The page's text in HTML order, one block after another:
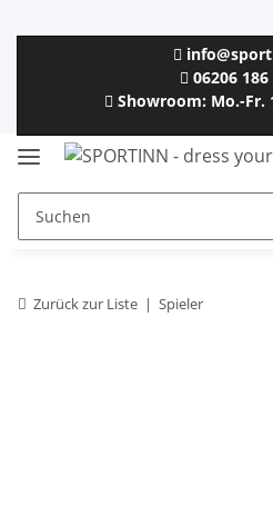
06206 186
Showroom: Mo.-Fr.
Zurück zur Liste Spieler